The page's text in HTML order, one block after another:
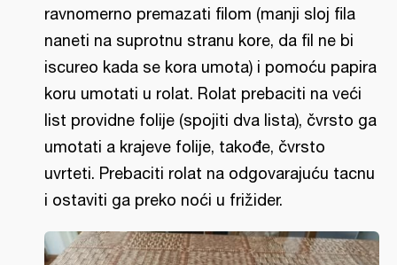
ravnomerno premazati filom (manji sloj fila
naneti na suprotnu stranu kore, da fil ne bi
iscureo kada se kora umota) i pomoću papira
koru umotati u rolat. Rolat prebaciti na veći
list providne folije (spojiti dva lista), čvrsto ga
umotati a krajeve folije, takođe, čvrsto
uvrteti. Prebaciti rolat na odgovarajuću tacnu
i ostaviti ga preko noći u frižider.